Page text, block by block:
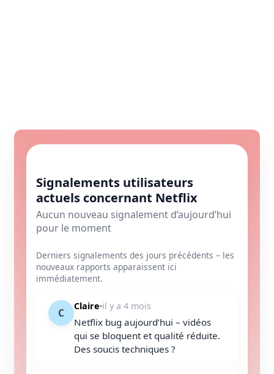
Signalements utilisateurs
actuels concernant Netflix
Aucun nouveau signalement d’aujourd’hui
pour le moment
Derniers signalements des jours précédents – les
nouveaux rapports apparaissent ici
immédiatement.
C
Claire il y a 4 mois
Netflix bug aujourd’hui – vidéos
qui se bloquent et qualité réduite.
Des soucis techniques ?